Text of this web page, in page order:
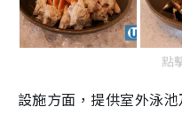
點
設施方面，提供室外泳